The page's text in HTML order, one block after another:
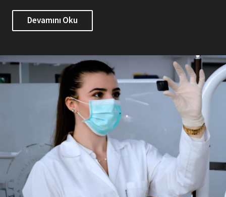
Devamını Oku